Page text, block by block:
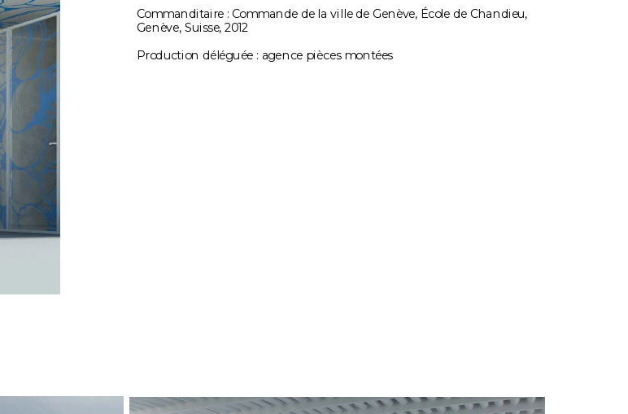
Commanditaire : Commande de la ville de Genève, École de Chandieu,
Genève, Suisse, 2012
Production déléguée : agence pièces montées